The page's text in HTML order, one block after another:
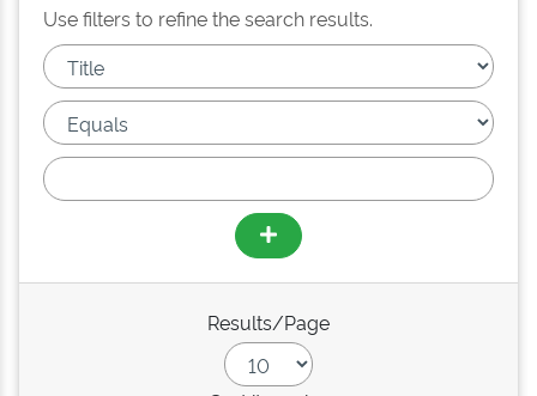
Use filters to refine the search results.
Results/Page